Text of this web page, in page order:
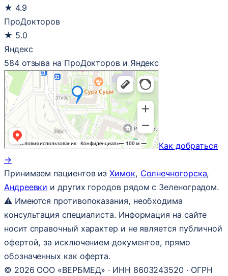
★ 4.9
ПроДокторов
★ 5.0
Яндекс
584 отзыва на ПроДокторов и Яндекс
Как добраться
→
Принимаем пациентов изХимок, Солнечногорска,
Андреевки и других городов рядом с Зеленоградом.
⚠ Имеются противопоказания, необходима
консультация специалиста. Информация на сайте
носит справочный характер и не является публичной
офертой, за исключением документов, прямо
обозначенных как оферта.
© 2026 ООО «ВЕРБМЕД» · ИНН 8603243520 · ОГРН